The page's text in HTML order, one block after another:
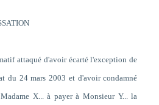
attaqué d'avoir écarté l'exception de
du 24 mars 2003 et d'avoir condamné
X... à payer à Monsieur Y... la